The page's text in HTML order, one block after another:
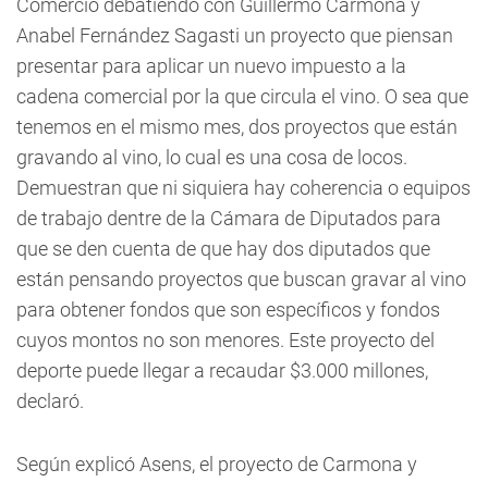
Comercio debatiendo con Guillermo Carmona y
Anabel Fernández Sagasti un proyecto que piensan
presentar para aplicar un nuevo impuesto a la
cadena comercial por la que circula el vino. O sea que
tenemos en el mismo mes, dos proyectos que están
gravando al vino, lo cual es una cosa de locos.
Demuestran que ni siquiera hay coherencia o equipos
de trabajo dentre de la Cámara de Diputados para
que se den cuenta de que hay dos diputados que
están pensando proyectos que buscan gravar al vino
para obtener fondos que son específicos y fondos
cuyos montos no son menores. Este proyecto del
deporte puede llegar a recaudar $3.000 millones,
declaró.
Según explicó Asens, el proyecto de Carmona y